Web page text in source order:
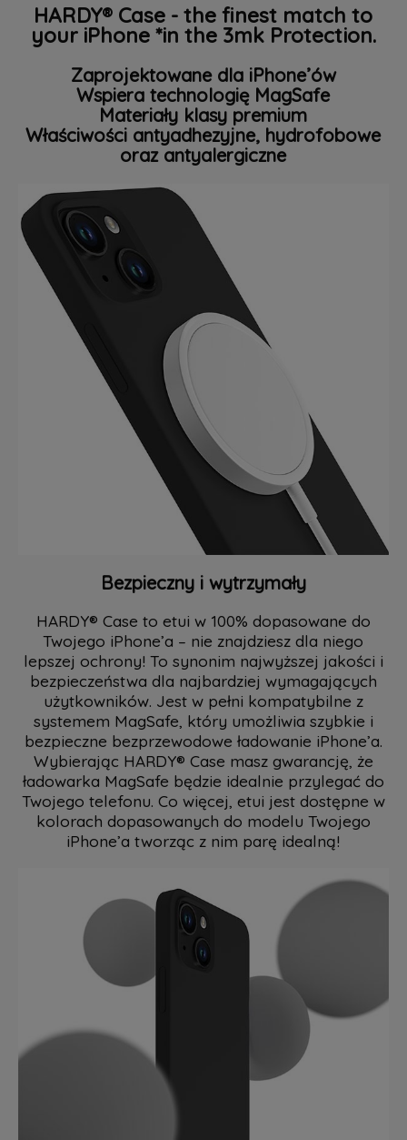
HARDY® Case - the finest match to
your iPhone *in the 3mk Protection.
Zaprojektowane dla iPhone’ów
Wspiera technologię MagSafe
Materiały klasy premium
Właściwości antyadhezyjne, hydrofobowe
oraz antyalergiczne
Bezpieczny i wytrzymały
HARDY® Case to etui w 100% dopasowane do
Twojego iPhone’a – nie znajdziesz dla niego
lepszej ochrony! To synonim najwyższej jakości i
bezpieczeństwa dla najbardziej wymagających
użytkowników. Jest w pełni kompatybilne z
systemem MagSafe, który umożliwia szybkie i
bezpieczne bezprzewodowe ładowanie iPhone’a.
Wybierając HARDY® Case masz gwarancję, że
ładowarka MagSafe będzie idealnie przylegać do
Twojego telefonu. Co więcej, etui jest dostępne w
kolorach dopasowanych do modelu Twojego
iPhone’a tworząc z nim parę idealną!